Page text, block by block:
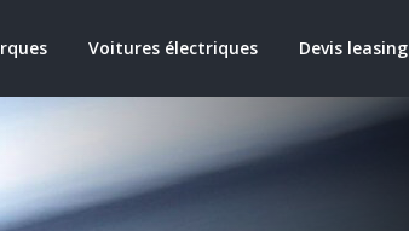
Voitures électriques Devis leasing